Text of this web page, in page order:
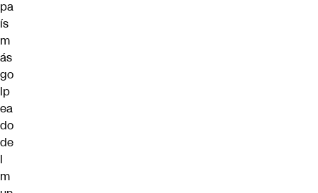
pa
ís
m
ás
go
lp
ea
do
de
l
m